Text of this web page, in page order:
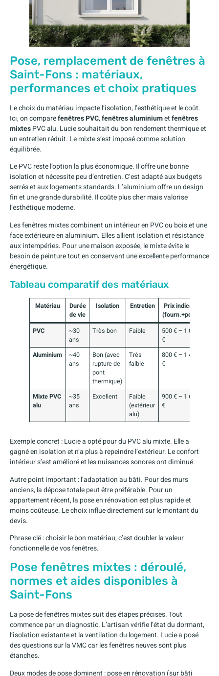
Pose, remplacement de fenêtres à
Saint-Fons : matériaux,
performances et choix pratiques
Le choix du matériau impacte l’isolation, l’esthétique et le coût.
Ici, on comparefenêtres PVC,fenêtres aluminiumetfenêtres
mixtesPVC alu. Lucie souhaitait du bon rendement thermique et
un entretien réduit. Le mixte s’est imposé comme solution
équilibrée.
Le PVC reste l’option la plus économique. Il offre une bonne
isolation et nécessite peu d’entretien. C’est adapté aux budgets
serrés et aux logements standards. L’aluminium offre un design
fin et une grande durabilité. Il coûte plus cher mais valorise
l’esthétique moderne.
Les fenêtres mixtes combinent un intérieur en PVC ou bois et une
face extérieure en aluminium. Elles allient isolation et résistance
aux intempéries. Pour une maison exposée, le mixte évite le
besoin de peinture tout en conservant une excellente performance
énergétique.
Tableau comparatif des matériaux
Matériau
Durée
de vie
Isolation Entretien
Prix indicatif
(fourn.+pose)
PVC
~30
ans
Très bon Faible
500 € – 1 000
€
Aluminium
~40
ans
Bon (avec
rupture de
pont
thermique)
Très
faible
800 € – 1 450
€
Mixte PVC
alu
~35
ans
Excellent
Faible
(extérieur
alu)
900 € – 1 600
€
Exemple concret : Lucie a opté pour du PVC alu mixte. Elle a
gagné en isolation et n’a plus à repeindre l’extérieur. Le confort
intérieur s’est amélioré et les nuisances sonores ont diminué.
Autre point important : l’adaptation au bâti. Pour des murs
anciens, la dépose totale peut être préférable. Pour un
appartement récent, la pose en rénovation est plus rapide et
moins coûteuse. Le choix influe directement sur le montant du
devis.
Phrase clé : choisir le bon matériau, c’est doubler la valeur
fonctionnelle de vos fenêtres.
Pose fenêtres mixtes : déroulé,
normes et aides disponibles à
Saint-Fons
La pose de fenêtres mixtes suit des étapes précises. Tout
commence par un diagnostic. L’artisan vérifie l’état du dormant,
l’isolation existante et la ventilation du logement. Lucie a posé
des questions sur la VMC car les fenêtres neuves sont plus
étanches.
Deux modes de pose dominent : pose en rénovation (sur bâti